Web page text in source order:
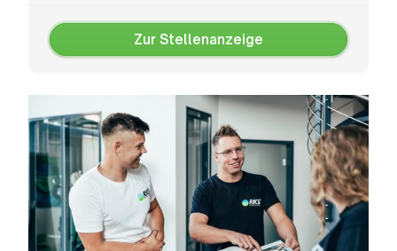
Zur Stellenanzeige
Zur